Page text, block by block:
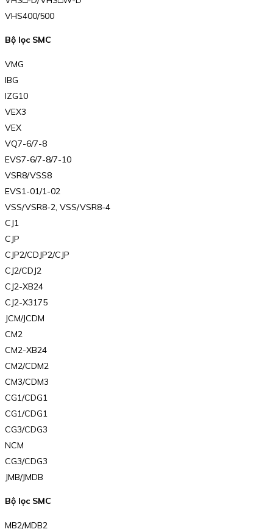
VHS400/500
Bộ lọc SMC
VMG
IBG
IZG10
VEX3
VEX
VQ7-6/7-8
EVS7-6/7-8/7-10
VSR8/VSS8
EVS1-01/1-02
VSS/VSR8-2, VSS/VSR8-4
CJ1
CJP
CJP2/CDJP2/CJP
CJ2/CDJ2
CJ2-XB24
CJ2-X3175
JCM/JCDM
CM2
CM2-XB24
CM2/CDM2
CM3/CDM3
CG1/CDG1
CG1/CDG1
CG3/CDG3
NCM
CG3/CDG3
JMB/JMDB
Bộ lọc SMC
MB2/MDB2